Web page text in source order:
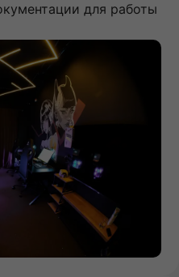
для работы